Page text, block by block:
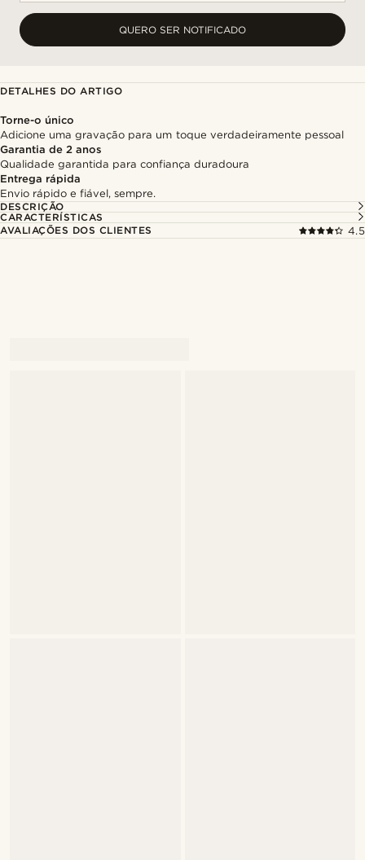
QUERO SER NOTIFICADO
DETALHES DO ARTIGO
Torne-o único
Adicione uma gravação para um toque verdadeiramente pessoal
Garantia de 2 anos
Qualidade garantida para confiança duradoura
Entrega rápida
Envio rápido e fiável, sempre.
DESCRIÇÃO
CARACTERÍSTICAS
AVALIAÇÕES DOS CLIENTES
4.5